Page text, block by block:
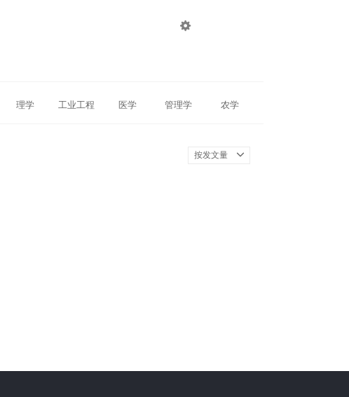

理学 工业工程 医学 管理学 农学
按发文量